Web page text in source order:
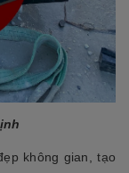
không gian, tạo